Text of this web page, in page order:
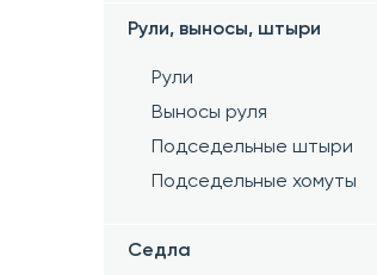
Рули, выносы, штыри
Рули
Выносы руля
Подседельные штыри
Подседельные хомуты
Седла